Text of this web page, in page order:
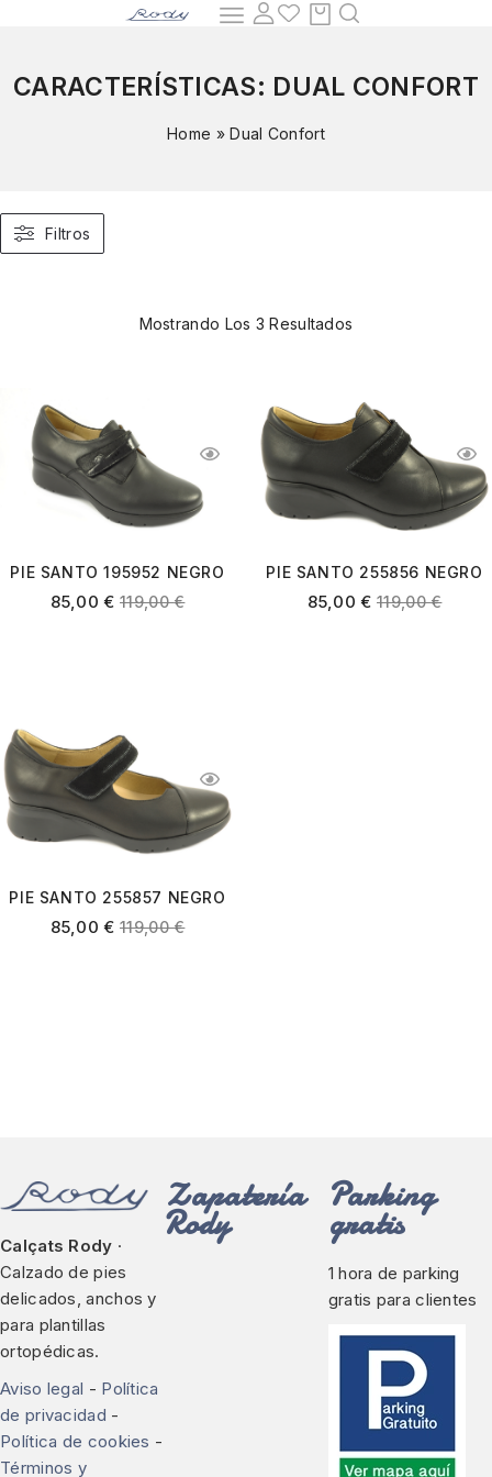
CARACTERÍSTICAS: DUAL CONFORT
Home »Dual Confort
Mostrando Los 3 Resultados
PIE SANTO 195952 NEGRO
85,00€ 119,00€
PIE SANTO 255856 NEGRO
85,00€ 119,00€
PIE SANTO 255857 NEGRO
85,00€ 119,00€
Filtros
Calçats Rody ·
Calzado de pies
delicados, anchos y
para plantillas
ortopédicas.
Aviso legal - Política
de privacidad -
Política de cookies -
Términos y
Zapatería
Rody
Parking
gratis
1 hora de parking
gratis para clientes